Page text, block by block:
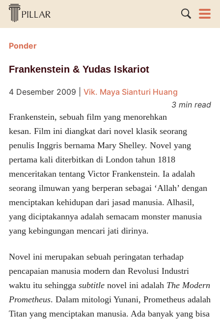
Ponder
Frankenstein & Yudas Iskariot
4 Desember 2009
Vik. Maya Sianturi Huang
3 min read
Frankenstein, sebuah film yang menorehkan
kesan. Film ini diangkat dari novel klasik seorang
penulis Inggris bernama Mary Shelley. Novel yang
pertama kali diterbitkan di London tahun 1818
menceritakan tentang Victor Frankenstein. Ia adalah
seorang ilmuwan yang berperan sebagai ‘Allah’ dengan
menciptakan kehidupan dari jasad manusia. Alhasil,
yang diciptakannya adalah semacam monster manusia
yang kebingungan mencari jati dirinya.
Novel ini merupakan sebuah peringatan terhadap
pencapaian manusia modern dan Revolusi Industri
waktu itu sehingga subtitlenovel ini adalah The Modern
Prometheus. Dalam mitologi Yunani, Prometheus adalah
Titan yang menciptakan manusia. Ada banyak yang bisa